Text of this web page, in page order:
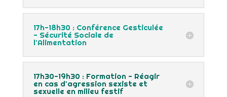
17h-18h30 : Conférence Gesticulée
- Sécurité Sociale de
l'Alimentation
17h30-19h30 : Formation - Réagir
en cas d'agression sexiste et
sexuelle en milieu festif